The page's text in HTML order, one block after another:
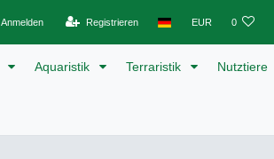
Anmelden Registrieren EUR 0
Aquaristik Terraristik Nutztiere